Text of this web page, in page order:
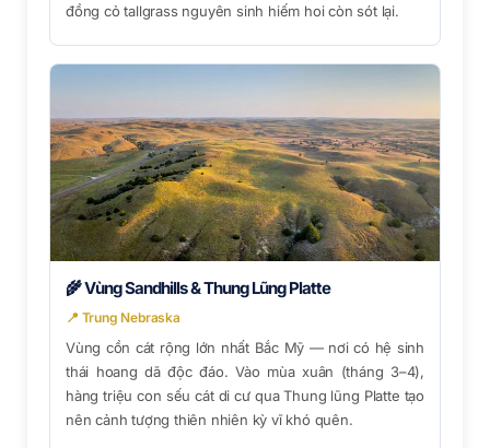
đồng cỏ tallgrass nguyên sinh hiếm hoi còn sót lại.
🌾 Vùng Sandhills & Thung Lũng Platte
📍 Trung Nebraska
Vùng cồn cát rộng lớn nhất Bắc Mỹ — nơi có hệ sinh
thái hoang dã độc đáo. Vào mùa xuân (tháng 3–4),
hàng triệu con sếu cát di cư qua Thung lũng Platte tạo
nên cảnh tượng thiên nhiên kỳ vĩ khó quên.